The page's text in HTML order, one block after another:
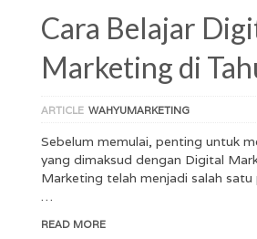
Cara Belajar
Marketing di
ARTICLE WAHYUMARKETING
Sebelum memulai, penting untuk
yang dimaksud dengan Digital
Marketing telah menjadi salah
…
READ MORE